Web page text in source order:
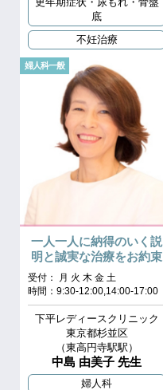
底
不妊治療
婦人科一般
一人一人に納得のいく説
明と誠実な治療をお約束
受付： 月 火 木 金 土
時間：9:30-12:00,14:00-17:00
下平レディースクリニック
東京都杉並区
（東高円寺駅駅）
中島 由美子 先生
婦人科